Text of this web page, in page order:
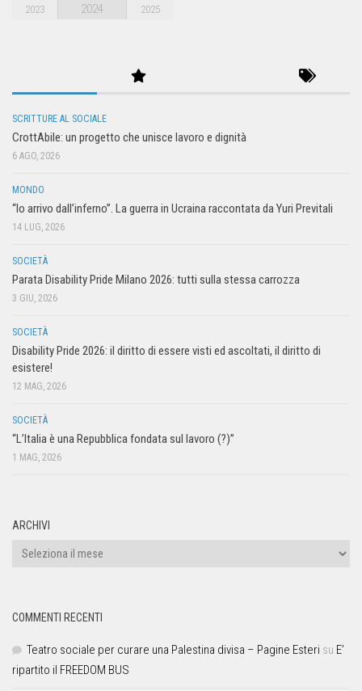
2023 2024 2025
SCRITTURE AL SOCIALE
CrottAbile: un progetto che unisce lavoro e dignità
6 AGO, 2026
MONDO
“Io arrivo dall’inferno”. La guerra in Ucraina raccontata da Yuri Previtali
14 LUG, 2026
SOCIETÀ
Parata Disability Pride Milano 2026: tutti sulla stessa carrozza
3 GIU, 2026
SOCIETÀ
Disability Pride 2026: il diritto di essere visti ed ascoltati, il diritto di
esistere!
12 MAG, 2026
SOCIETÀ
“L’Italia è una Repubblica fondata sul lavoro (?)”
1 MAG, 2026
ARCHIVI
COMMENTI RECENTI
Teatro sociale per curare una Palestina divisa – Pagine Esteri su E’
ripartito il FREEDOM BUS